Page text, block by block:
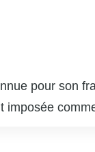
pour son
imposée